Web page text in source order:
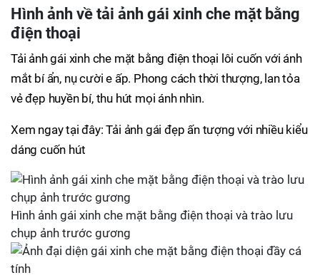
Hình ảnh về tải ảnh gái xinh che mặt bằng
điện thoại
Tải ảnh gái xinh che mặt bằng điện thoại lôi cuốn với ánh
mắt bí ẩn, nụ cười e ấp. Phong cách thời thượng, lan tỏa
vẻ đẹp huyền bí, thu hút mọi ánh nhìn.
Xem ngay tại đây: Tải ảnh gái đẹp ấn tượng với nhiều kiểu
dáng cuốn hút
Hình ảnh gái xinh che mặt bằng điện thoại và trào lưu
chụp ảnh trước gương